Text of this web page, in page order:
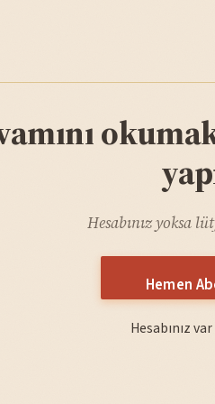
Hesabınız yoksa
Hemen
Hesabınız var